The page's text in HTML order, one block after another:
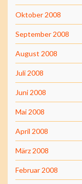
Oktober 2008
September 2008
August 2008
Juli 2008
Juni 2008
Mai 2008
April 2008
März 2008
Februar 2008